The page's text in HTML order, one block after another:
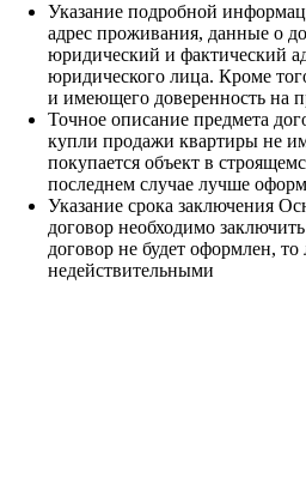
Указание подробной
адрес проживания, данные о
юридический и фактический
юридического лица. Кроме
и имеющего доверенность на
Точное описание предмета
купли продажи квартиры не
покупается объект в
последнем случае лучше
Указание срока заключения
договор необходимо
договор не будет оформлен,
недействительными